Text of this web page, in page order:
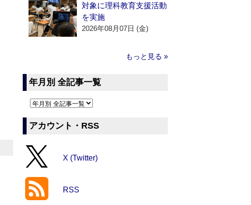
対象に理科教育支援活動
を実施
2026年08月07日 (金)
もっと見る »
年月別 全記事一覧
アカウント・RSS
X (Twitter)
RSS